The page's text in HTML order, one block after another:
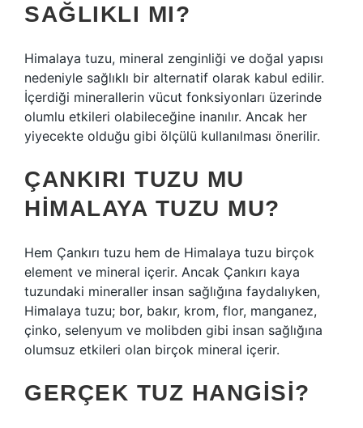
SAĞLIKLI MI?
Himalaya tuzu, mineral zenginliği ve doğal yapısı
nedeniyle sağlıklı bir alternatif olarak kabul edilir.
İçerdiği minerallerin vücut fonksiyonları üzerinde
olumlu etkileri olabileceğine inanılır. Ancak her
yiyecekte olduğu gibi ölçülü kullanılması önerilir.
ÇANKIRI TUZU MU
HIMALAYA TUZU MU?
Hem Çankırı tuzu hem de Himalaya tuzu birçok
element ve mineral içerir. Ancak Çankırı kaya
tuzundaki mineraller insan sağlığına faydalıyken,
Himalaya tuzu; bor, bakır, krom, flor, manganez,
çinko, selenyum ve molibden gibi insan sağlığına
olumsuz etkileri olan birçok mineral içerir.
GERÇEK TUZ HANGISI?